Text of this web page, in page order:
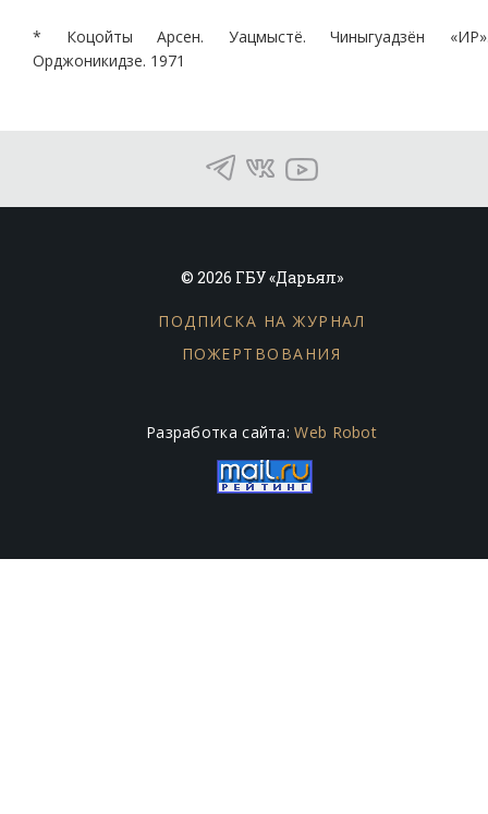
* Коцойты Арсен. Уацмыстё. Чиныгуадзён
Орджоникидзе. 1971
© 2026 ГБУ «Дарьял»
ПОДПИСКА НА ЖУРНАЛ
ПОЖЕРТВОВАНИЯ
Разработка сайта:Web Robot